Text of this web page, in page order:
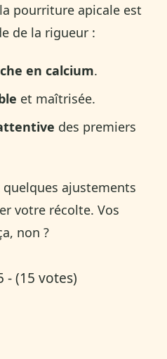
pourriture apicale est
de la rigueur :
en calcium.
et maîtrisée.
des premiers
ajustements
votre récolte. Vos
non ?
- (15 votes)